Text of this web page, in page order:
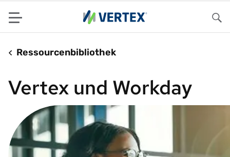
Menu
Ressourcenbibliothek
Vertex und Workday